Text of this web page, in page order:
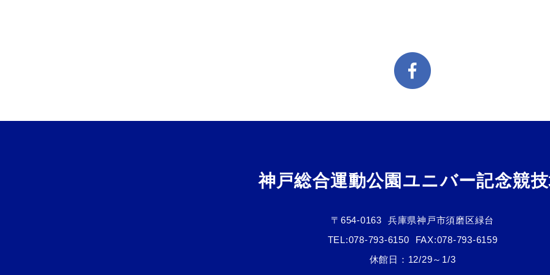
神戸総合運動公園ユニバー記念競
〒654-0163
兵庫県神戸市須磨区緑台
TEL:078-793-6150
FAX:078-793-6159
休館日：12/29～1/3